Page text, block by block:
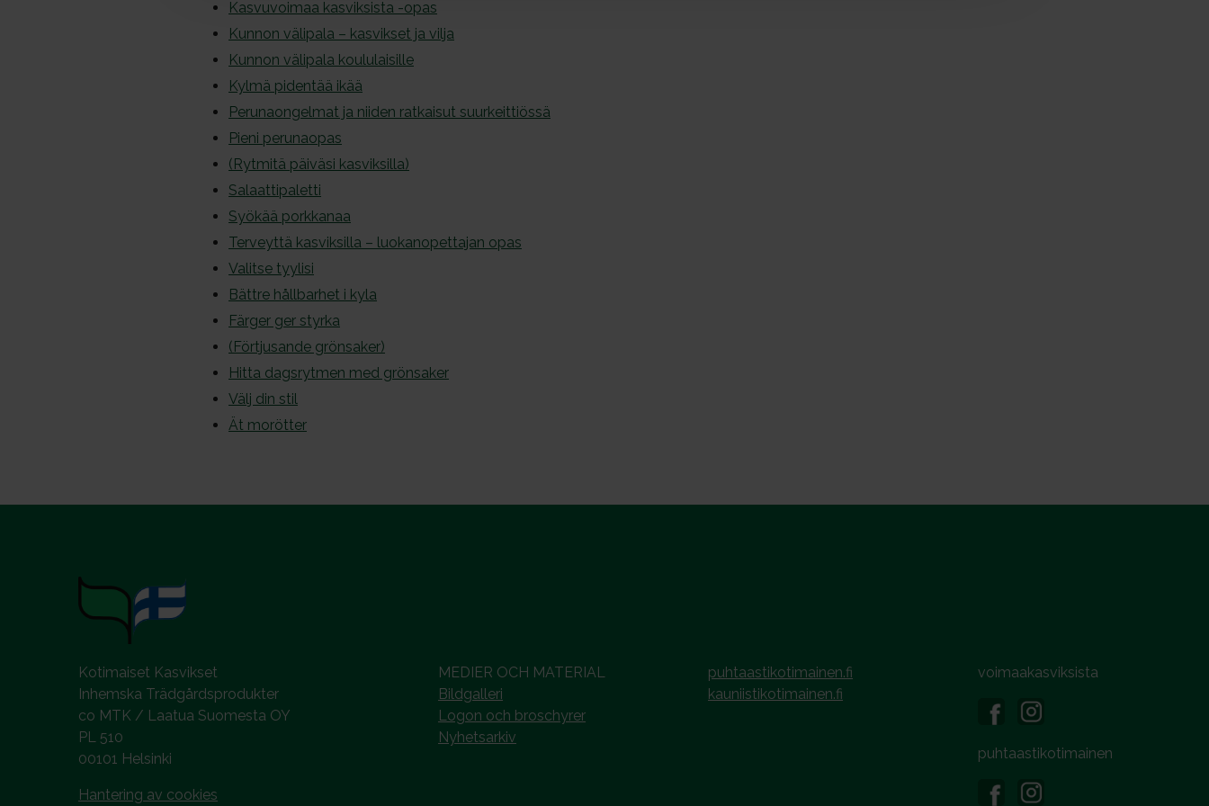
Kasvuvoimaa kasviksista -opas
Kunnon välipala – kasvikset ja vilja
Kunnon välipala koululaisille
Kylmä pidentää ikää
Perunaongelmat ja niiden ratkaisut suurkeittiössä
Pieni perunaopas
(Rytmitä päiväsi kasviksilla)
Salaattipaletti
Syökää porkkanaa
Terveyttä kasviksilla – luokanopettajan opas
Valitse tyylisi
Bättre hållbarhet i kyla
Färger ger styrka
(Förtjusande grönsaker)
Hitta dagsrytmen med grönsaker
Välj din stil
Ät morötter
Kotimaiset Kasvikset
Inhemska Trädgårdsprodukter
co MTK / Laatua Suomesta OY
PL 510
00101 Helsinki
Hantering av cookies
MEDIER OCH MATERIAL
Bildgalleri
Logon och broschyrer
Nyhetsarkiv
puhtaastikotimainen.fi
kauniistikotimainen.fi
voimaakasviksista
puhtaastikotimainen